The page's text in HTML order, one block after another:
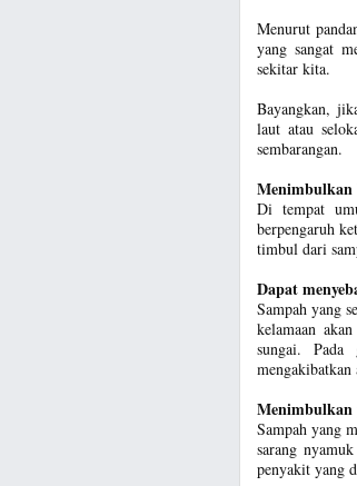
Menurut
yang sangat
sekitar kita.
Bayangkan,
laut atau
sembarangan.
Menimbulkan
Di tempat
berpengaruh
timbul dari
Dapat
Sampah yang
kelamaan
sungai. Pada
Menimbulkan
Sampah yang
sarang
penyakit yang